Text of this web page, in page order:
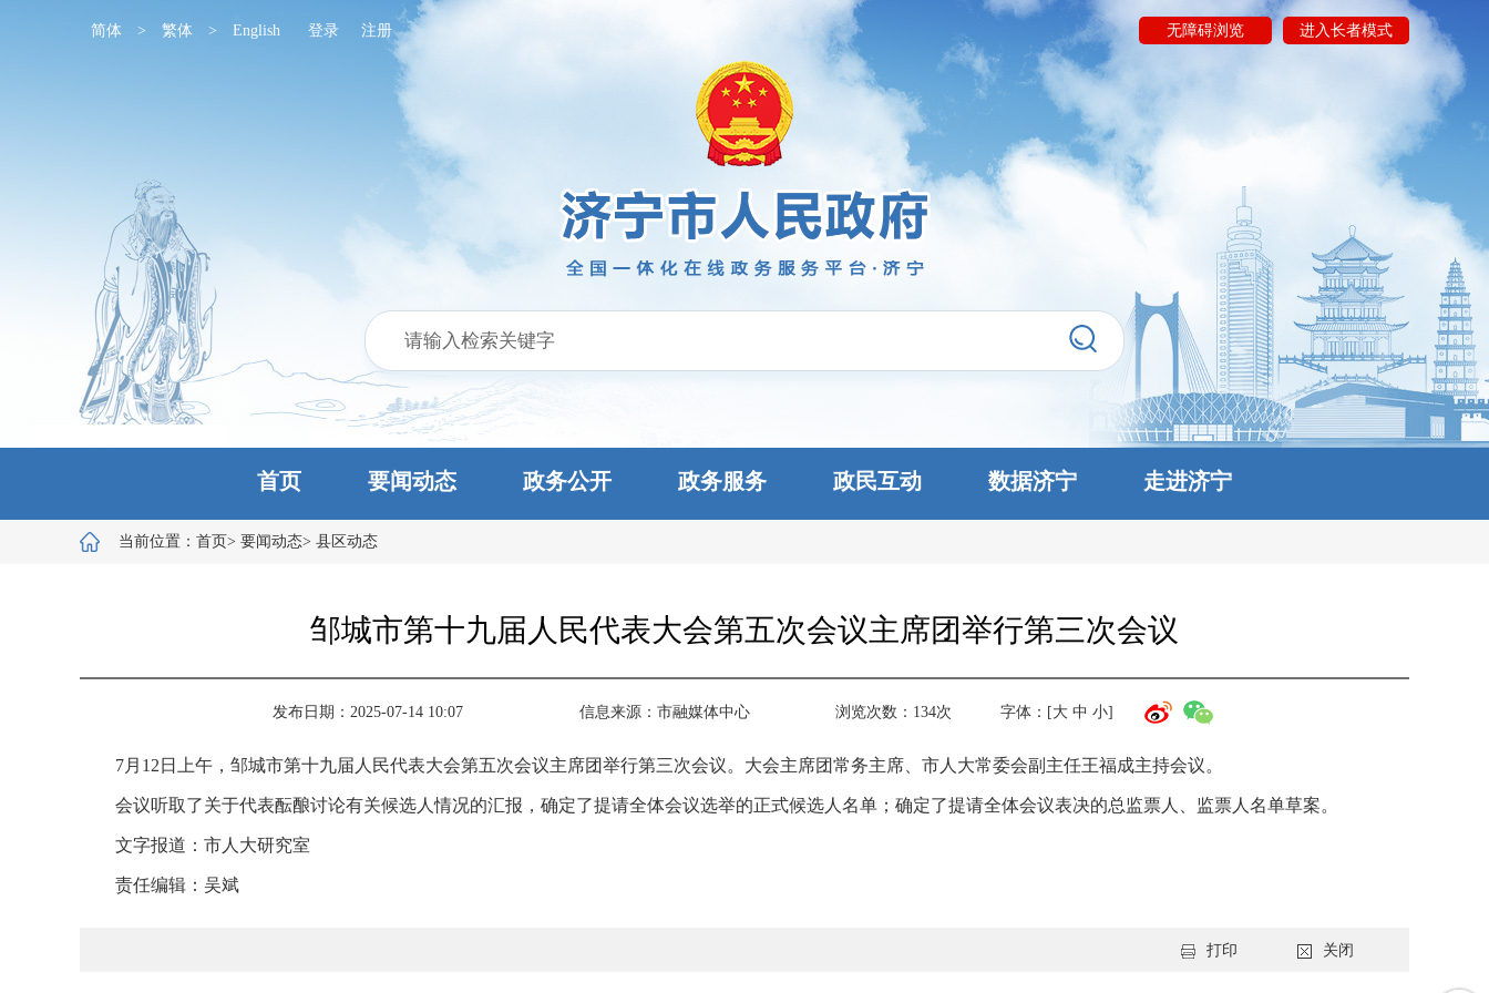
简体 > 繁体 > English 登录 注册 无障碍浏览 进入长者模式
首页 要闻动态 政务公开 政务服务 政民互动 数据济宁 走进济宁
当前位置： 首页> 要闻动态> 县区动态
邹城市第十九届人民代表大会第五次会议主席团举行第三次会议
发布日期：2025-07-14 10:07 信息来源： 市融媒体中心 浏览次数： 134次 字体：[大 中 小]
7月12日上午，邹城市第十九届人民代表大会第五次会议主席团举行第三次会议。大会主席团常务主席、市人大常委会副主任王福成主持会议。
会议听取了关于代表酝酿讨论有关候选人情况的汇报，确定了提请全体会议选举的正式候选人名单；确定了提请全体会议表决的总监票人、监票人名单草案。
文字报道：市人大研究室
责任编辑：吴斌
打印 关闭